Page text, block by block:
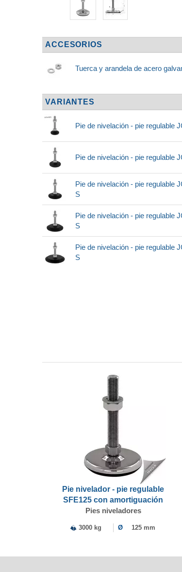
ACCESORIOS
Tuerca y arandela de acero
VARIANTES
Pie de nivelación - pie regulable
Pie de nivelación - pie regulable
Pie de nivelación - pie regulable
S
Pie de nivelación - pie regulable
S
Pie de nivelación - pie regulable
S
Pie nivelador - pie regulable
SFE125 con amortiguación
Pies niveladores
3000 kg Ø 125 mm